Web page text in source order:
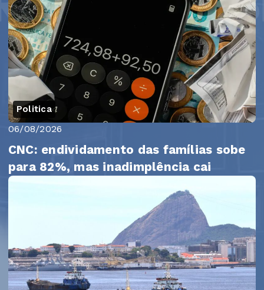
Politica
06/08/2026
CNC: endividamento das famílias sobe
para 82%, mas inadimplência cai